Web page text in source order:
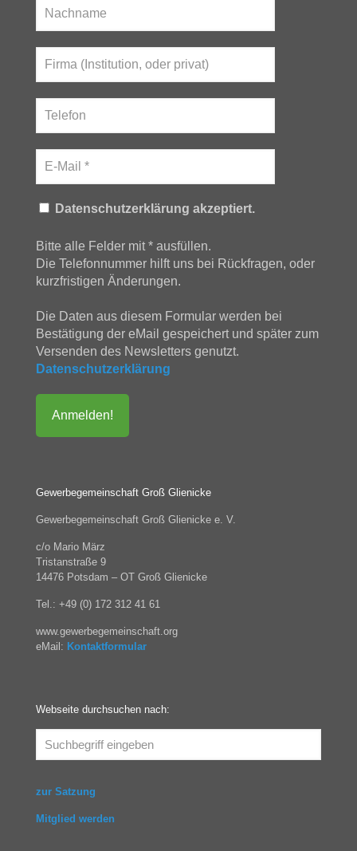
Datenschutzerklärung akzeptiert.
Bitte alle Felder mit * ausfüllen.
Die Telefonnummer hilft uns bei Rückfragen, oder
kurzfristigen Änderungen.
Die Daten aus diesem Formular werden bei
Bestätigung der eMail gespeichert und später zum
Versenden des Newsletters genutzt.
Datenschutzerklärung
Gewerbegemeinschaft Groß Glienicke
Gewerbegemeinschaft Groß Glienicke e. V.
c/o Mario März
Tristanstraße 9
14476 Potsdam – OT Groß Glienicke
Tel.: +49 (0) 172 312 41 61
www.gewerbegemeinschaft.org
eMail: Kontaktformular
Webseite durchsuchen nach:
zur Satzung
Mitglied werden